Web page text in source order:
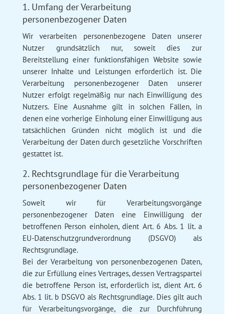
1. Umfang der Verarbeitung
personenbezogener Daten
Wir verarbeiten personenbezogene Daten unserer
Nutzer grundsätzlich nur, soweit dies zur
Bereitstellung einer funktionsfähigen Website sowie
unserer Inhalte und Leistungen erforderlich ist. Die
Verarbeitung personenbezogener Daten unserer
Nutzer erfolgt regelmäßig nur nach Einwilligung des
Nutzers. Eine Ausnahme gilt in solchen Fällen, in
denen eine vorherige Einholung einer Einwilligung aus
tatsächlichen Gründen nicht möglich ist und die
Verarbeitung der Daten durch gesetzliche Vorschriften
gestattet ist.
2. Rechtsgrundlage für die Verarbeitung
personenbezogener Daten
Soweit wir für Verarbeitungsvorgänge
personenbezogener Daten eine Einwilligung der
betroffenen Person einholen, dient Art. 6 Abs. 1 lit. a
EU-Datenschutzgrundverordnung (DSGVO) als
Rechtsgrundlage.
Bei der Verarbeitung von personenbezogenen Daten,
die zur Erfüllung eines Vertrages, dessen Vertragspartei
die betroffene Person ist, erforderlich ist, dient Art. 6
Abs. 1 lit. b DSGVO als Rechtsgrundlage. Dies gilt auch
für Verarbeitungsvorgänge, die zur Durchführung